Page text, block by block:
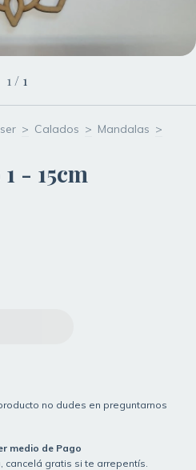
1 / 1
> Calados > Mandalas >
- 15cm
no dudes en preguntarnos
medio de Pago
gratis si te arrepentís.